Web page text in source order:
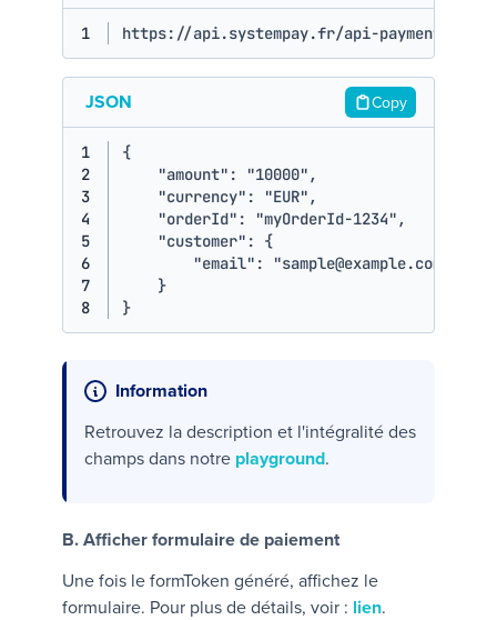
1 https://api.systempay.fr/api-payment/V4/
JSON Copy
1
2
3
4
5
6
7
8
{
"amount" : "10000" ,
"currency" : "EUR" ,
"orderId" : "myOrderId-1234" ,
"customer" :
{
"email" :
"sample@example.com"
}
}
Information
Retrouvez la description et l'intégralité des
champs dans notre playground.
B. Afficher formulaire de paiement
Une fois leformToken généré, affichez le
formulaire. Pour plus de détails, voir : lien.